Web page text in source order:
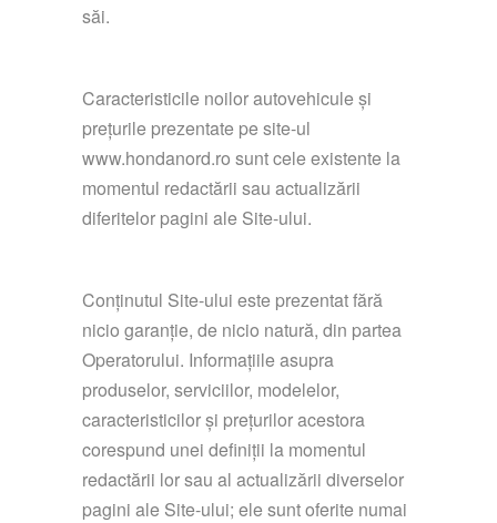
săi.
Caracteristicile noilor autovehicule și
prețurile prezentate pe site-ul
www.hondanord.ro sunt cele existente la
momentul redactării sau actualizării
diferitelor pagini ale Site-ului.
Conținutul Site-ului este prezentat fără
nicio garanție, de nicio natură, din partea
Operatorului. Informațiile asupra
produselor, serviciilor, modelelor,
caracteristicilor și prețurilor acestora
corespund unei definiții la momentul
redactării lor sau al actualizării diverselor
pagini ale Site-ului; ele sunt oferite numai